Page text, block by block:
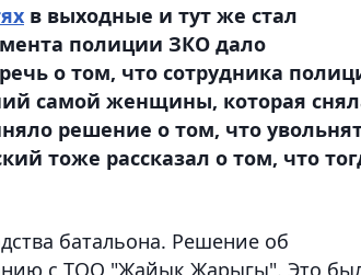
в выходные и тут же стал
полиции ЗКО дало
о том, что сотрудника
самой женщины, которая
решение о том, что
тоже рассказал о том, что
батальона. Решение об
с ТОО "Жайык Жарыгы". Это